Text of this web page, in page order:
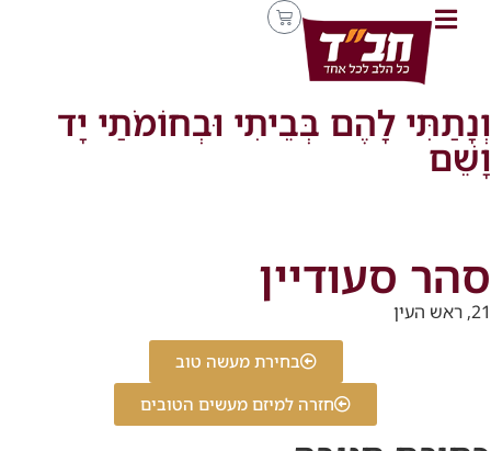
וְנָתַתִּי לָהֶם בְּבֵיתִי וּבְחוֹמֹתַי יָד
וָשֵׁם
סהר סעודיין
21, ראש העין
בחירת מעשה טוב
חזרה למיזם מעשים הטובים